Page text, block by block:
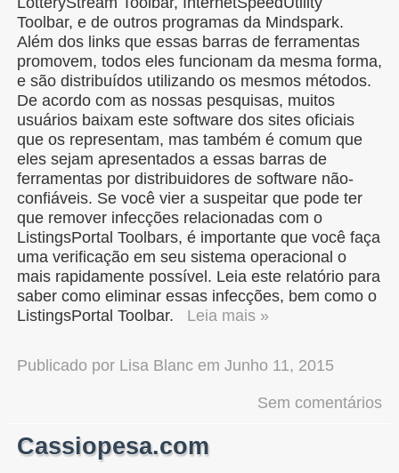
Toolbar, e de outros programas da Mindspark.
Além dos links que essas barras de ferramentas
promovem, todos eles funcionam da mesma forma,
e são distribuídos utilizando os mesmos métodos.
De acordo com as nossas pesquisas, muitos
usuários baixam este software dos sites oficiais
que os representam, mas também é comum que
eles sejam apresentados a essas barras de
ferramentas por distribuidores de software não-
confiáveis. Se você vier a suspeitar que pode ter
que remover infecções relacionadas com o
ListingsPortal Toolbars, é importante que você faça
uma verificação em seu sistema operacional o
mais rapidamente possível. Leia este relatório para
saber como eliminar essas infecções, bem como o
ListingsPortal Toolbar.
Leia mais »
Publicado por Lisa Blanc em Junho 11, 2015
Sem comentários
Cassiopesa.com